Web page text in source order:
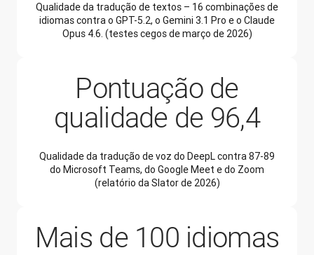
Qualidade da tradução de textos – 16 combinações de
idiomas contra o GPT-5.2, o Gemini 3.1 Pro e o Claude
Opus 4.6. (testes cegos de março de 2026)
Pontuação de
qualidade de 96,4
Qualidade da tradução de voz do DeepL contra 87-89
do Microsoft Teams, do Google Meet e do Zoom
(relatório da Slator de 2026)
Mais de 100 idiomas